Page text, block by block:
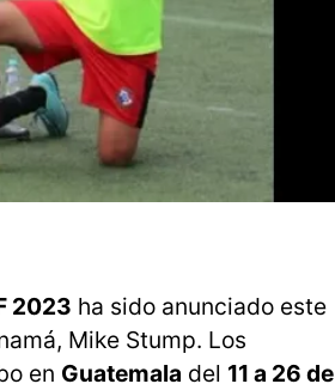
2023 ha sido anunciado este
Mike Stump. Los
en Guatemala del 11 a 26 de